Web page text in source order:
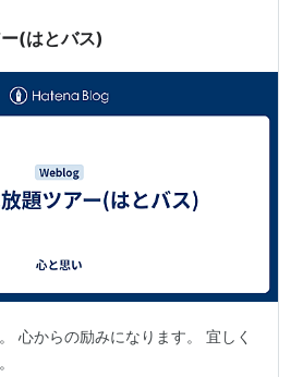
(はとバス)
心からの励みになります。 宜しく